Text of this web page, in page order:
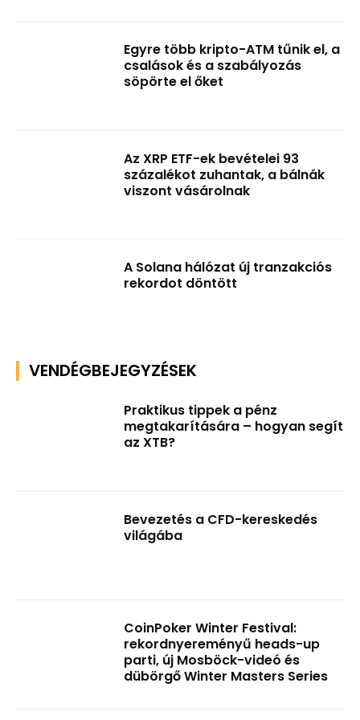
Egyre több kripto-ATM tűnik el, a
csalások és a szabályozás
söpörte el őket
Az XRP ETF-ek bevételei 93
százalékot zuhantak, a bálnák
viszont vásárolnak
A Solana hálózat új tranzakciós
rekordot döntött
VENDÉGBEJEGYZÉSEK
Praktikus tippek a pénz
megtakarítására – hogyan segít
az XTB?
Bevezetés a CFD-kereskedés
világába
CoinPoker Winter Festival:
rekordnyereményű heads-up
parti, új Mosböck-videó és
dübörgő Winter Masters Series